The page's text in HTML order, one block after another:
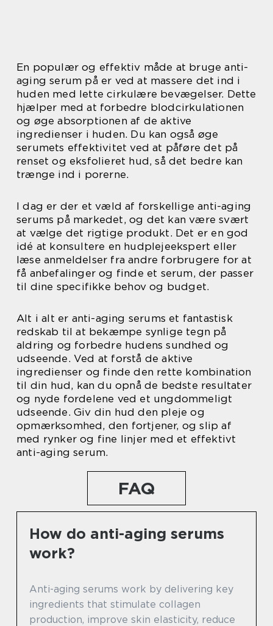
En populær og effektiv måde at bruge anti-
aging serum på er ved at massere det ind i
huden med lette cirkulære bevægelser. Dette
hjælper med at forbedre blodcirkulationen
og øge absorptionen af de aktive
ingredienser i huden. Du kan også øge
serumets effektivitet ved at påføre det på
renset og eksfolieret hud, så det bedre kan
trænge ind i porerne.
I dag er der et væld af forskellige anti-aging
serums på markedet, og det kan være svært
at vælge det rigtige produkt. Det er en god
idé at konsultere en hudplejeekspert eller
læse anmeldelser fra andre forbrugere for at
få anbefalinger og finde et serum, der passer
til dine specifikke behov og budget.
Alt i alt er anti-aging serums et fantastisk
redskab til at bekæmpe synlige tegn på
aldring og forbedre hudens sundhed og
udseende. Ved at forstå de aktive
ingredienser og finde den rette kombination
til din hud, kan du opnå de bedste resultater
og nyde fordelene ved et ungdommeligt
udseende. Giv din hud den pleje og
opmærksomhed, den fortjener, og slip af
med rynker og fine linjer med et effektivt
anti-aging serum.
FAQ
How do anti-aging serums
work?
Anti-aging serums work by delivering key
ingredients that stimulate collagen
production, improve skin elasticity, reduce